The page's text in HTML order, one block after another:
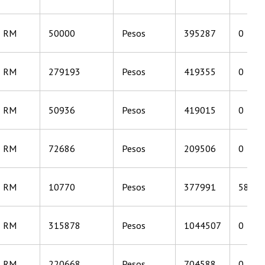
RM 50000 Pesos 395287 0
RM 279193 Pesos 419355 0
RM 50936 Pesos 419015 0
RM 72686 Pesos 209506 0
RM 10770 Pesos 377991 58680
RM 315878 Pesos 1044507 0